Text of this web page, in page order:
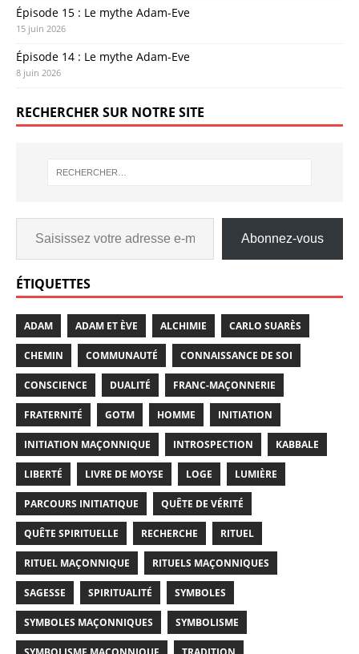
Épisode 15 : Le mythe Adam-Eve
15 juin 2026
Épisode 14 : Le mythe Adam-Eve
8 juin 2026
RECHERCHER SUR NOTRE SITE
Abonnez-vous
ÉTIQUETTES
ADAM ADAM ET ÈVE ALCHIMIE CARLO SUARÈS
CHEMIN COMMUNAUTÉ CONNAISSANCE DE SOI
CONSCIENCE DUALITÉ FRANC-MAÇONNERIE
FRATERNITÉ GOTM HOMME INITIATION
INITIATION MAÇONNIQUE INTROSPECTION KABBALE
LIBERTÉ LIVRE DE MOYSE LOGE LUMIÈRE
PARCOURS INITIATIQUE QUÊTE DE VÉRITÉ
QUÊTE SPIRITUELLE RECHERCHE RITUEL
RITUEL MAÇONNIQUE RITUELS MAÇONNIQUES
SAGESSE SPIRITUALITÉ SYMBOLES
SYMBOLES MAÇONNIQUES SYMBOLISME